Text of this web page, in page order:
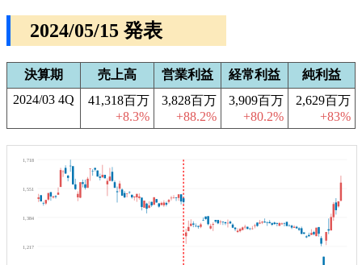
2024/05/15 発表
決算期 売上高 営業利益 経常利益
純利益
2024/03 4Q
41,318百万
+8.3%
3,828百万
+88.2%
3,909百万
+80.2%
2,629百万
+83%
1,217
1,384
1,551
1,718